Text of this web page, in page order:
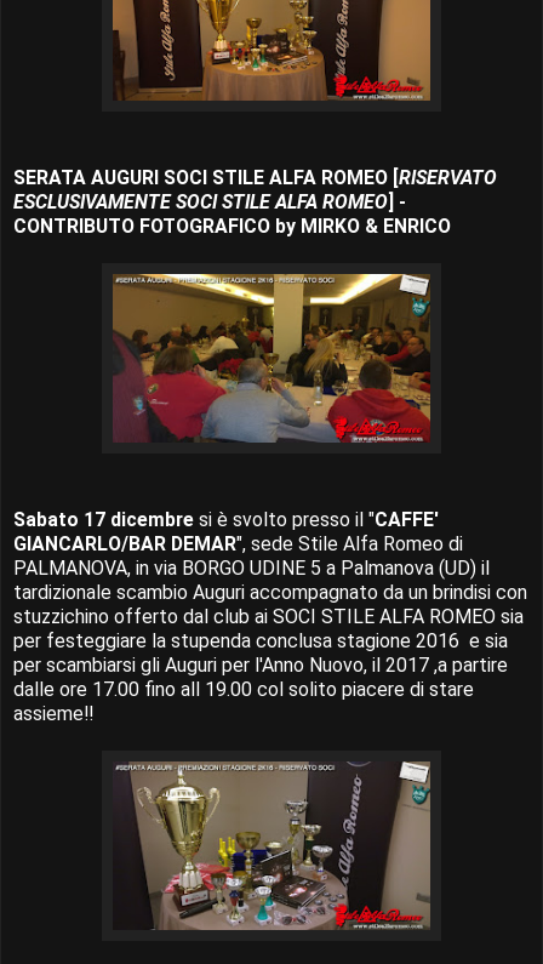
SERATA AUGURI SOCI STILE ALFA ROMEO [RISERVATO
ESCLUSIVAMENTE SOCI STILE ALFA ROMEO] -
CONTRIBUTO FOTOGRAFICO by MIRKO & ENRICO
Sabato 17 dicembre si è svolto presso il "CAFFE'
GIANCARLO/BAR DEMAR", sede Stile Alfa Romeo di
PALMANOVA, in via BORGO UDINE 5 a Palmanova (UD) il
tardizionale scambio Auguri accompagnato da un brindisi con
stuzzichino offerto dal club ai SOCI STILE ALFA ROMEO sia
per festeggiare la stupenda conclusa stagione 2016 e sia
per scambiarsi gli Auguri per l'Anno Nuovo, il 2017 ,a partire
dalle ore 17.00 fino all 19.00 col solito piacere di stare
assieme!!